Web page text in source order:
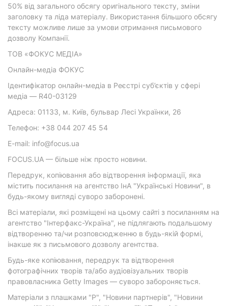
50% від загального обсягу оригінального тексту, зміни
заголовку та ліда матеріалу. Використання більшого обсягу
тексту можливе лише за умови отримання письмового
дозволу Компанії.
ТОВ «ФОКУС МЕДІА»
Онлайн-медіа ФОКУС
Ідентифікатор онлайн-медіа в Реєстрі суб’єктів у сфері
медіа — R40-03129
Адреса: 01133, м. Київ, бульвар Лесі Українки, 26
Телефон: +38 044 207 45 54
E-mail: info@focus.ua
FOCUS.UA — більше ніж просто новини.
Передрук, копіювання або відтворення інформації, яка
містить посилання на агентство ІнА "Українські Новини", в
будь-якому вигляді суворо заборонені.
Всі матеріали, які розміщені на цьому сайті з посиланням на
агентство "Інтерфакс-Україна", не підлягають подальшому
відтворенню та/чи розповсюдженню в будь-якій формі,
інакше як з письмового дозволу агентства.
Будь-яке копіювання, передрук та відтворення
фотографічних творів та/або аудіовізуальних творів
правовласника Getty Images — суворо забороняється.
Матеріали з плашками "Р", "Новини партнерів", "Новини